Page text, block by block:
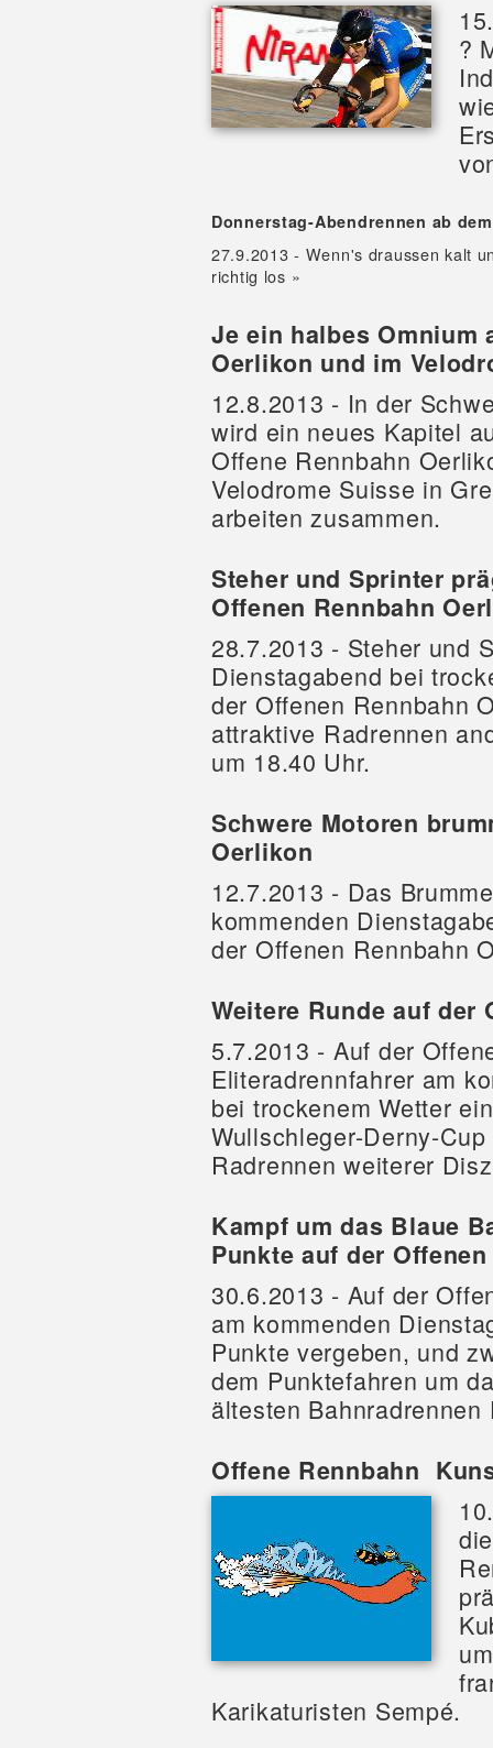
?
Donnerstag-Abendrennen ab
27.9.2013 - Wenn's draussen kalt
richtig los »
Je ein halbes Omnium
Oerlikon und im
12.8.2013 - In der
wird ein neues Kapitel
Offene Rennbahn
Velodrome Suisse in
arbeiten zusammen.
Steher und Sprinter
Offenen Rennbahn
28.7.2013 - Steher und
Dienstagabend bei
der Offenen Rennbahn
attraktive Radrennen
um 18.40 Uhr.
Schwere Motoren
Oerlikon
12.7.2013 - Das
kommenden
der Offenen Rennbahn
Weitere Runde auf der
5.7.2013 - Auf der
Eliteradrennfahrer am
bei trockenem Wetter
Wullschleger-Derny-
Radrennen weiterer
Kampf um das Blaue
Punkte auf der
30.6.2013 - Auf der
am kommenden
Punkte vergeben, und
dem Punktefahren um
ältesten Bahnradrennen
Offene Rennbahn 
Karikaturisten Sempé. 